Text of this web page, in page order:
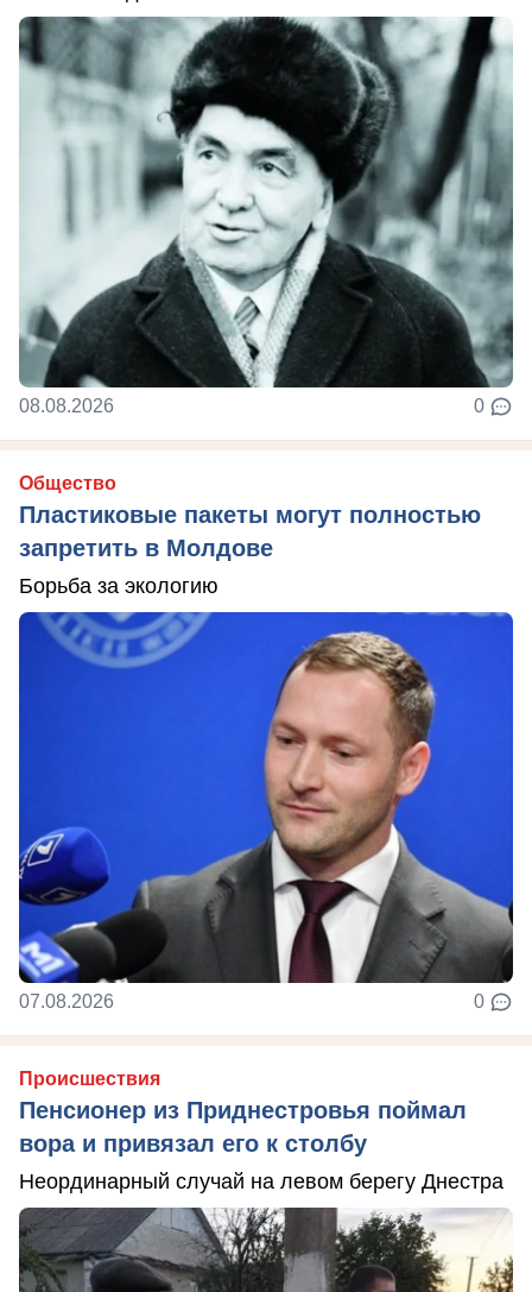
08.08.2026 0
Общество
Пластиковые пакеты могут полностью
запретить в Молдове
Борьба за экологию
07.08.2026 0
Происшествия
Пенсионер из Приднестровья поймал
вора и привязал его к столбу
Неординарный случай на левом берегу Днестра